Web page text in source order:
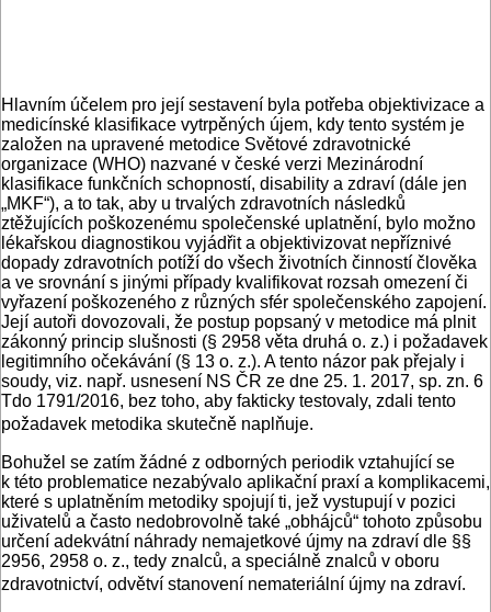
Hlavním účelem pro její sestavení byla potřeba objektivizace a
medicínské klasifikace vytrpěných újem, kdy tento systém je
založen na upravené metodice Světové zdravotnické
organizace (WHO) nazvané v české verzi Mezinárodní
klasifikace funkčních schopností, disability a zdraví (dále jen
„MKF“), a to tak, aby u trvalých zdravotních následků
ztěžujících poškozenému společenské uplatnění, bylo možno
lékařskou diagnostikou vyjádřit a objektivizovat nepříznivé
dopady zdravotních potíží do všech životních činností člověka
a ve srovnání s jinými případy kvalifikovat rozsah omezení či
vyřazení poškozeného z různých sfér společenského zapojení.
Její autoři dovozovali, že postup popsaný v metodice má plnit
zákonný princip slušnosti (§ 2958 věta druhá o. z.) i požadavek
legitimního očekávání (§ 13 o. z.). A tento názor pak přejaly i
soudy, viz. např. usnesení NS ČR ze dne 25. 1. 2017, sp. zn. 6
Tdo 1791/2016, bez toho, aby fakticky testovaly, zdali tento
požadavek metodika skutečně naplňuje.
Bohužel se zatím žádné z odborných periodik vztahující se
k této problematice nezabývalo aplikační praxí a komplikacemi,
které s uplatněním metodiky spojují ti, jež vystupují v pozici
uživatelů a často nedobrovolně také „obhájců“ tohoto způsobu
určení adekvátní náhrady nemajetkové újmy na zdraví dle §§
2956, 2958 o. z., tedy znalců, a speciálně znalců v oboru
zdravotnictví, odvětví stanovení nemateriální újmy na zdraví.